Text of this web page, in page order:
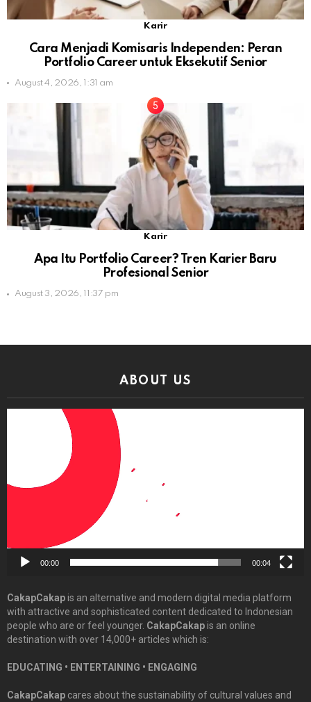
Karir
Cara Menjadi Komisaris Independen: Peran
Portfolio Career untuk Eksekutif Senior
August 4, 2026, 1:31 am
Karir
Apa Itu Portfolio Career? Tren Karier Baru
Profesional Senior
August 3, 2026, 11:37 pm
ABOUT US
00:00 00:04
CakapCakapis an alternative and modern digital media platform
with attractive and sophisticated content dedicated to Indonesian
people who are or feel younger. CakapCakapis an online
destination with over 14,000+ articles which is:
EDUCATING • ENTERTAINING • ENGAGING
CakapCakap cares about the sustainability of cultural values and